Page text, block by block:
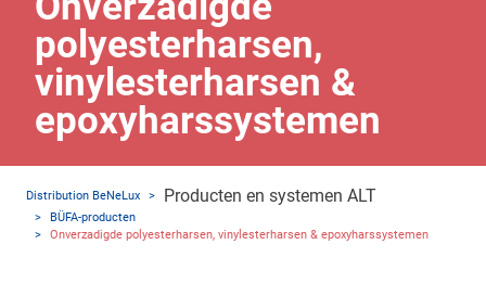
polyesterharsen,
vinylesterharsen &
epoxyharssystemen
Distribution BeNeLux > Producten en systemen ALT
>
BÜFA-producten
>
Onverzadigde polyesterharsen, vinylesterharsen & epoxyharssystemen